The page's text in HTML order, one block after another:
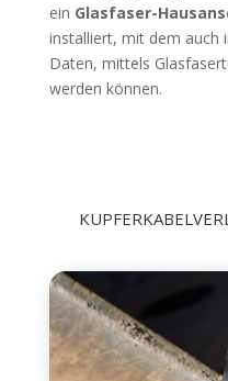
ein Glasfaser-
installiert, mit dem auch
Daten, mittels
werden können.